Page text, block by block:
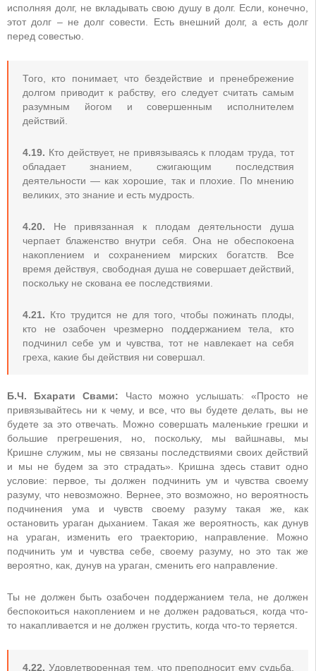
исполняя долг, не вкладывать свою душу в долг. Если, конечно,
этот долг – не долг совести. Есть внешний долг, а есть долг
перед совестью.
Того, кто понимает, что бездействие и пренебрежение
долгом приводит к рабству, его следует считать самым
разумным йогом и совершенным исполнителем
действий.
4.19. Кто действует, не привязываясь к плодам труда, тот
обладает знанием, сжигающим последствия
деятельности — как хорошие, так и плохие. По мнению
великих, это знание и есть мудрость.
4.20. Не привязанная к плодам деятельности душа
черпает блаженство внутри себя. Она не обеспокоена
накоплением и сохранением мирских богатств. Все
время действуя, свободная душа не совершает действий,
поскольку не скована ее последствиями.
4.21. Кто трудится не для того, чтобы пожинать плоды,
кто не озабочен чрезмерно поддержанием тела, кто
подчинил себе ум и чувства, тот не навлекает на себя
греха, какие бы действия ни совершал.
Б.Ч. Бхарати Свами: Часто можно услышать: «Просто не
привязывайтесь ни к чему, и все, что вы будете делать, вы не
будете за это отвечать. Можно совершать маленькие грешки и
большие прегрешения, но, поскольку, мы вайшнавы, мы
Кришне служим, мы не связаны последствиями своих действий
и мы не будем за это страдать». Кришна здесь ставит одно
условие: первое, ты должен подчинить ум и чувства своему
разуму, что невозможно. Вернее, это возможно, но вероятность
подчинения ума и чувств своему разуму такая же, как
остановить ураган дыханием. Такая же вероятность, как дунув
на ураган, изменить его траекторию, направление. Можно
подчинить ум и чувства себе, своему разуму, но это так же
вероятно, как, дунув на ураган, сменить его направление.
Ты не должен быть озабочен поддержанием тела, не должен
беспокоиться накоплением и не должен радоваться, когда что-
то накапливается и не должен грустить, когда что-то теряется.
4.22. Удовлетворенная тем, что преподносит ему судьба,